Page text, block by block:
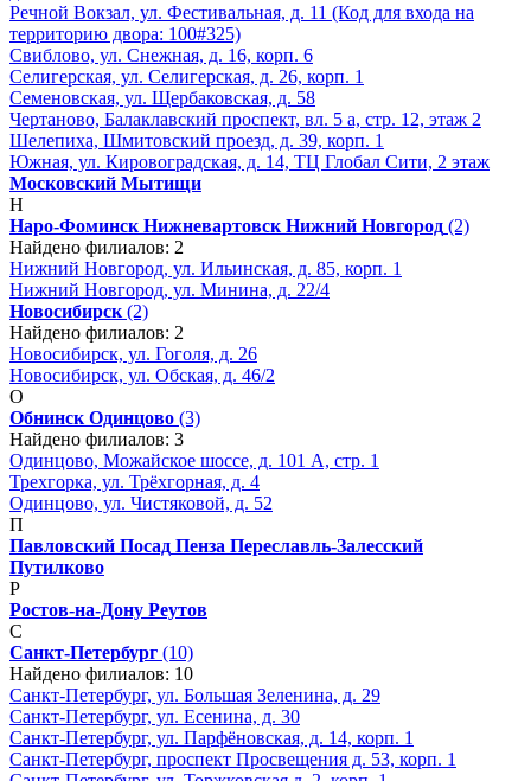
Речной Вокзал, ул. Фестивальная, д. 11 (Код для входа на
территорию двора: 100#325)
Свиблово, ул. Снежная, д. 16, корп. 6
Селигерская, ул. Селигерская, д. 26, корп. 1
Семеновская, ул. Щербаковская, д. 58
Чертаново, Балаклавский проспект, вл. 5 а, стр. 12, этаж 2
Шелепиха, Шмитовский проезд, д. 39, корп. 1
Южная, ул. Кировоградская, д. 14, ТЦ Глобал Сити, 2 этаж
Московский Мытищи
Н
Наро-Фоминск Нижневартовск Нижний Новгород (2)
Найдено филиалов: 2
Нижний Новгород, ул. Ильинская, д. 85, корп. 1
Нижний Новгород, ул. Минина, д. 22/4
Новосибирск (2)
Найдено филиалов: 2
Новосибирск, ул. Гоголя, д. 26
Новосибирск, ул. Обская, д. 46/2
О
Обнинск Одинцово (3)
Найдено филиалов: 3
Одинцово, Можайское шоссе, д. 101 А, стр. 1
Трехгорка, ул. Трёхгорная, д. 4
Одинцово, ул. Чистяковой, д. 52
П
Павловский Посад Пенза Переславль-Залесский
Путилково
Р
Ростов-на-Дону Реутов
С
Санкт-Петербург (10)
Найдено филиалов: 10
Санкт-Петербург, ул. Большая Зеленина, д. 29
Санкт-Петербург, ул. Есенина, д. 30
Санкт-Петербург, ул. Парфёновская, д. 14, корп. 1
Санкт-Петербург, проспект Просвещения д. 53, корп. 1